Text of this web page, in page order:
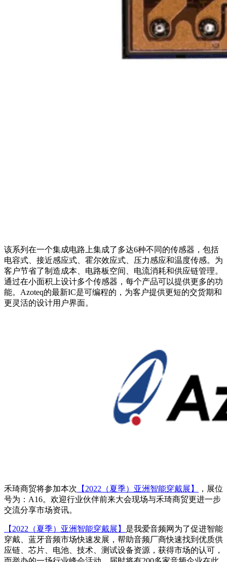
该系列在一个集成电路上集成了多达6种不同的传感器，包括
电容式、接近感应式、霍尔效应式、压力感应和温度传感。为
客户节省了制造成本、电路板空间、电流消耗和供应链管理。
通过在小面积上设计多个传感器，每个产品可以提供更多的功
能。Azoteq的最新IC是可编程的，为客户提供更短的交货期和
更灵活的设计用户界面。
禾琦商贸将参加本次 【2022（夏季）亚洲智能穿戴展】
，展位
号为：A16。欢迎行业伙伴前来大会现场与禾琦商贸更进一步
交流分享市场资讯。
【2022（夏季）亚洲智能穿戴展】 是我爱音频网为了促进智能
穿戴、蓝牙音频市场快速发展，帮助音频厂商快速找到优质供
应链、芯片、电池、技术、测试设备资源，获得市场的认可，